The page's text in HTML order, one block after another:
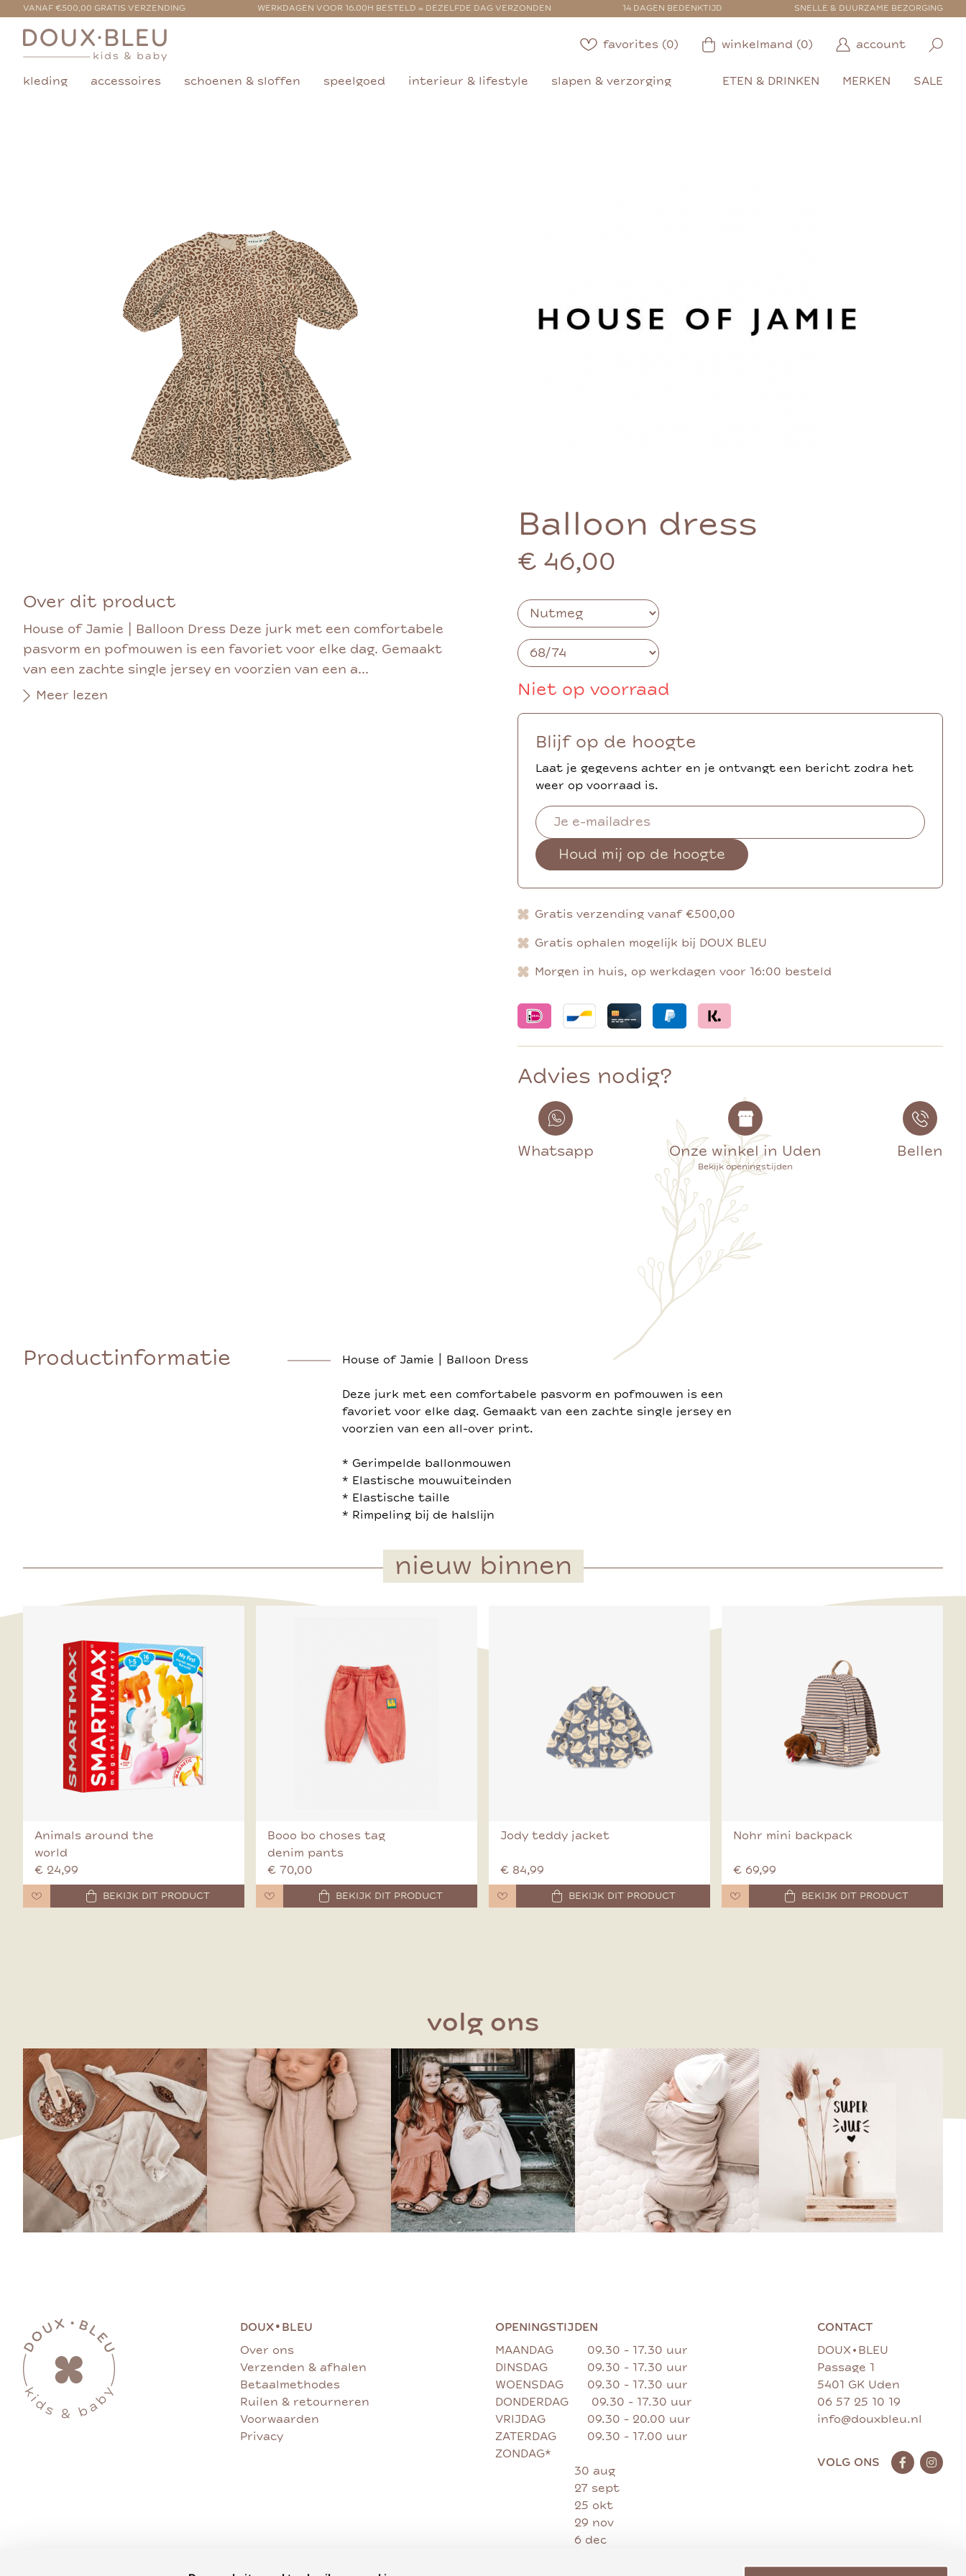
VANAF €500,00 GRATIS VERZENDING WERKDAGEN VOOR 16.00H BESTELD = DEZELFDE DAG VERZONDEN 14 DAGEN BEDENKTIJD SNELLE & DUURZAME BEZORGING
favorites (0) winkelmand (0) account
kleding accessoires schoenen & sloffen speelgoed interieur & lifestyle slapen & verzorging ETEN & DRINKEN MERKEN SALE
Over dit product
House of Jamie | Balloon Dress Deze jurk met een comfortabele
pasvorm en pofmouwen is een favoriet voor elke dag. Gemaakt
van een zachte single jersey en voorzien van een a...
Meer lezen
Balloon dress
€ 46,00
Niet op voorraad
Blijf op de hoogte
Laat je gegevens achter en je ontvangt een bericht zodra het
weer op voorraad is.
Houd mij op de hoogte
Gratis verzending vanaf €500,00
Gratis ophalen mogelijk bij DOUX BLEU
Morgen in huis, op werkdagen voor 16:00 besteld
Advies nodig?
Whatsapp Onze winkel in Uden
Bekijk openingstijden
Bellen
Productinformatie House of Jamie | Balloon Dress
Deze jurk met een comfortabele pasvorm en pofmouwen is een
favoriet voor elke dag. Gemaakt van een zachte single jersey en
voorzien van een all-over print.
* Gerimpelde ballonmouwen
* Elastische mouwuiteinden
* Elastische taille
* Rimpeling bij de halslijn
nieuw binnen
Animals around the
world
€ 24,99
BEKIJK DIT PRODUCT
Booo bo choses tag
denim pants
€ 70,00
BEKIJK DIT PRODUCT
Jody teddy jacket
€ 84,99
BEKIJK DIT PRODUCT
Nohr mini backpack
€ 69,99
BEKIJK DIT PRODUCT
volg ons
DOUX• BLEU
Over ons
Verzenden & afhalen
Betaalmethodes
Ruilen & retourneren
Voorwaarden
Privacy
OPENINGSTIJDEN
MAANDAG
09.30 - 17.30 uur
DINSDAG
09.30 - 17.30 uur
WOENSDAG
09.30 - 17.30 uur
DONDERDAG
09.30 - 17.30 uur
VRIJDAG
09.30 - 20.00 uur
ZATERDAG
09.30 - 17.00 uur
ZONDAG*
30 aug
27 sept
25 okt
29 nov
6 dec
CONTACT
DOUX • BLEU
Passage 1
5401 GK Uden
06 57 25 10 19
info@douxbleu.nl
VOLG ONS